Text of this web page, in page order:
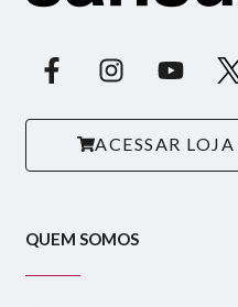
ACESSAR LOJA
QUEM SOMOS